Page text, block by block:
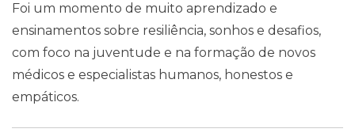
Foi um momento de muito aprendizado e
ensinamentos sobre resiliência, sonhos e desafios,
com foco na juventude e na formação de novos
médicos e especialistas humanos, honestos e
empáticos.